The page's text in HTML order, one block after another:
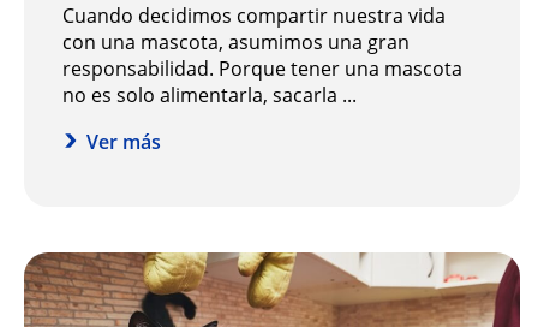
Cuando decidimos compartir nuestra vida
con una mascota, asumimos una gran
responsabilidad. Porque tener una mascota
no es solo alimentarla, sacarla ...
Ver más